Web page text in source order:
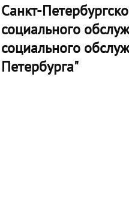
Санкт-
социального
социального
Петербурга"